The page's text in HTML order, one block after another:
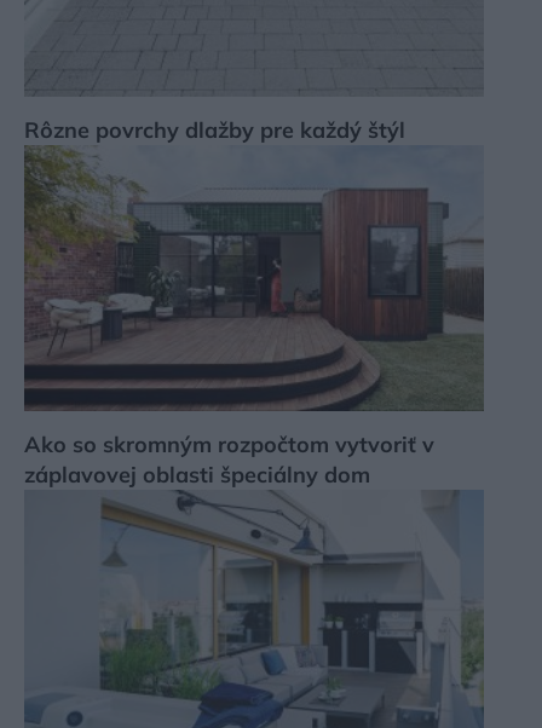
Rôzne povrchy dlažby pre každý štýl
Ako so skromným rozpočtom vytvoriť v
záplavovej oblasti špeciálny dom